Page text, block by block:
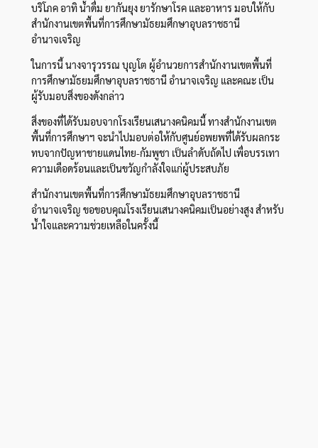
บริโภค อาทิ น้ำดื่ม ยากันยุง ยารักษาโรค และอาหาร มอบให้กับ
สำนักงานเขตพื้นที่การศึกษามัธยมศึกษาอุบลราชธานี
อำนาจเจริญ
ในการนี้ นางจารุวรรณ บุญโต ผู้อำนวยการสำนักงานเขตพื้นที่
การศึกษามัธยมศึกษาอุบลราชธานี อำนาจเจริญ และคณะ เป็น
ผู้รับมอบสิ่งของดังกล่าว
สิ่งของที่ได้รับมอบจากโรงเรียนเสนางคนิคมนี้ ทางสำนักงานเขต
พื้นที่การศึกษาฯ จะนำไปมอบต่อให้กับศูนย์อพยพที่ได้รับผลกระ
ทบจากปัญหาชายแดนไทย-กัมพูชา เป็นลำดับถัดไป เพื่อบรรเทา
ความเดือดร้อนและเป็นขวัญกำลังใจแก่ผู้ประสบภัย
สำนักงานเขตพื้นที่การศึกษามัธยมศึกษาอุบลราชธานี
อำนาจเจริญ ขอขอบคุณโรงเรียนเสนางคนิคมเป็นอย่างสูง สำหรับ
น้ำใจและความช่วยเหลือในครั้งนี้